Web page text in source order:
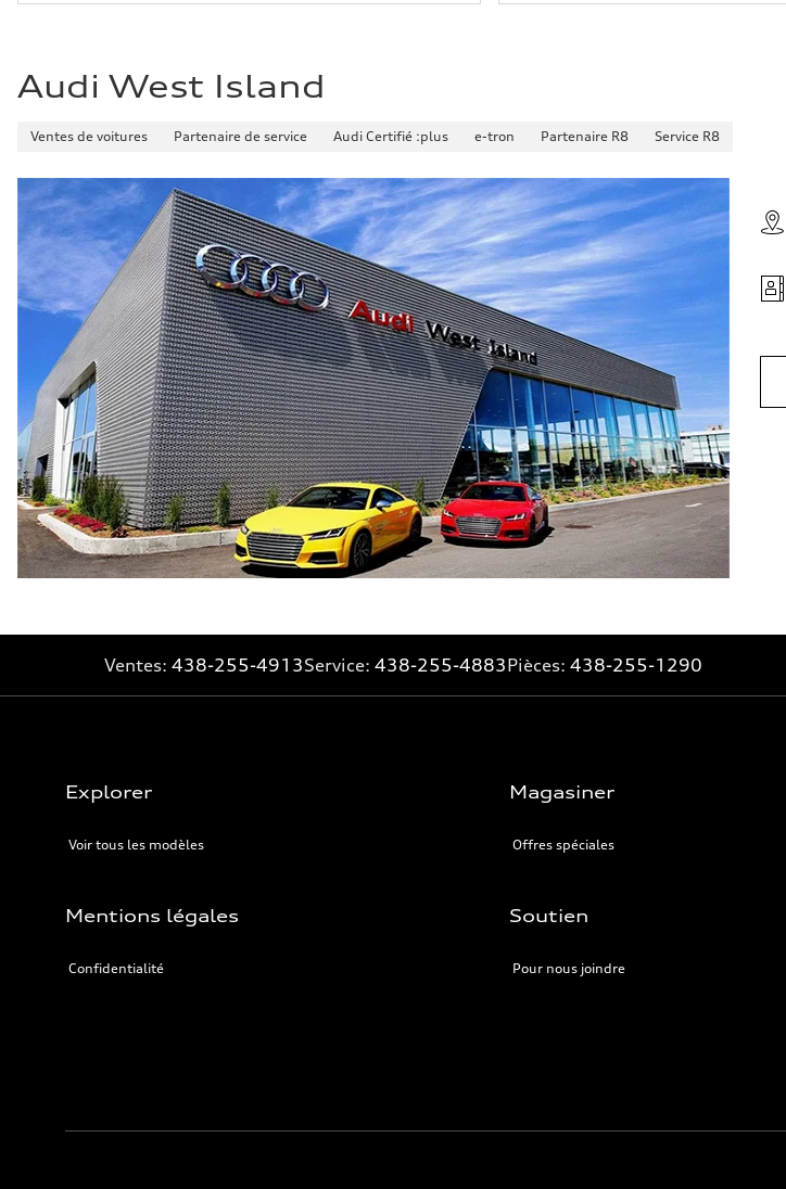
Audi West Island
Ventes de voitures Partenaire de service Audi Certifié :plus e-tron Partenaire R8 Service R8
Ventes: 438-255-4913Service: 438-255-4883Pièces: 438-255-1290
Explorer
Voir tous les modèles
Magasiner
Offres spéciales
Mentions légales
Confidentialité
Soutien
Pour nous joindre